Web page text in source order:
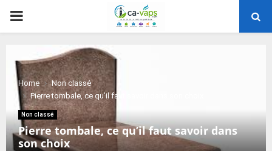
PRIMARY
Home
Non classé
Pierre tombale, ce qu’il faut savoir dans son choix
Non classé
Pierre tombale, ce qu’il faut savoir dans
son choix